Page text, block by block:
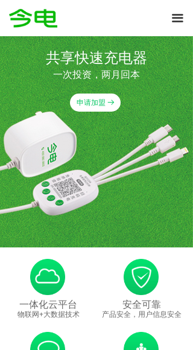
끀
申请加盟 뀠
一次投资，两月回本
共享快速充电器
共享美好时光
今电共享充电宝
申请加盟 뀠
一体化云平台
物联网+大数据技术
安全可靠
产品安全，用户信息安全